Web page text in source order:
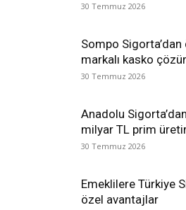
30 Temmuz 2026
Sompo Sigorta’dan
markalı kasko
30 Temmuz 2026
Anadolu
milyar TL prim
30 Temmuz 2026
Emeklilere Türkiye
özel avantajlar